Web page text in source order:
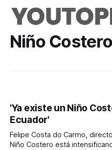
Niño Costero
'Ya existe un Niño
Ecuador'
Felipe Costa do Carmo,
Niño Costero está